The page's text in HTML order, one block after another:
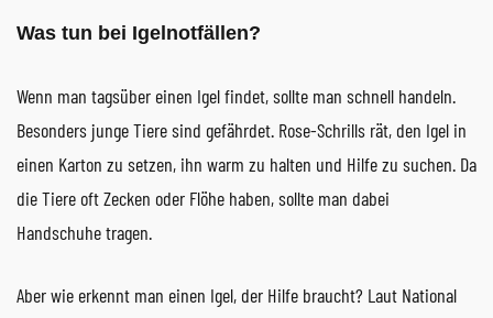
Was tun bei Igelnotfällen?
Wenn man tagsüber einen Igel findet, sollte man schnell handeln.
Besonders junge Tiere sind gefährdet. Rose-Schrills rät, den Igel in
einen Karton zu setzen, ihn warm zu halten und Hilfe zu suchen. Da
die Tiere oft Zecken oder Flöhe haben, sollte man dabei
Handschuhe tragen.
Aber wie erkennt man einen Igel, der Hilfe braucht? Laut National